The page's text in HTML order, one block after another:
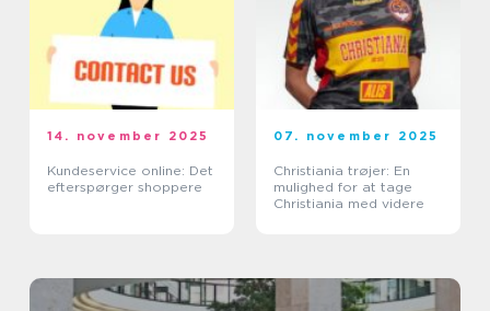
14. november 2025
Kundeservice online: Det
efterspørger shoppere
07. november 2025
Christiania trøjer: En
mulighed for at tage
Christiania med videre